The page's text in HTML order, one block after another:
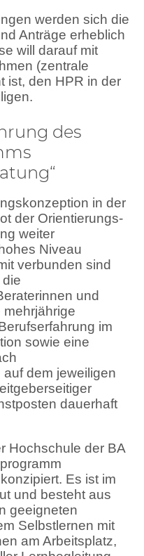
werden sich die
Anträge erheblich
will darauf mit
(zentrale
ist, den HPR in der
des
in der
der Orientierungs-
weiter
Niveau
verbunden sind
und
mehrjährige
im
sowie eine
dem jeweiligen
dauerhaft
Hochschule der BA
Es ist im
und besteht aus
geeigneten
Selbstlernen mit
am Arbeitsplatz,